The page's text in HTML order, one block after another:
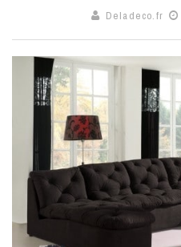
Deladeco.fr